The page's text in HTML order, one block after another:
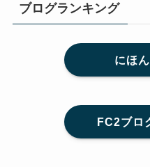
ブログランキング
にほ
FC2ブロ